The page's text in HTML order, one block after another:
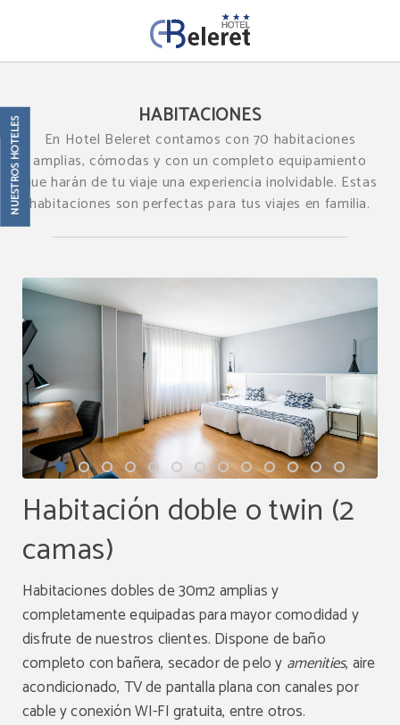
HABITACIONES
En Hotel Beleret contamos con 70 habitaciones
amplias, cómodas y con un completo equipamiento
que harán de tu viaje una experiencia inolvidable. Estas
habitaciones son perfectas para tus viajes en familia.
Habitación doble o twin (2
camas)
Habitaciones dobles de 30m2 amplias y
completamente equipadas para mayor comodidad y
disfrute de nuestros clientes. Dispone de baño
completo con bañera, secador de pelo y amenities, aire
acondicionado, TV de pantalla plana con canales por
cable y conexión WI-FI gratuita, entre otros.
NUESTROS HOTELES